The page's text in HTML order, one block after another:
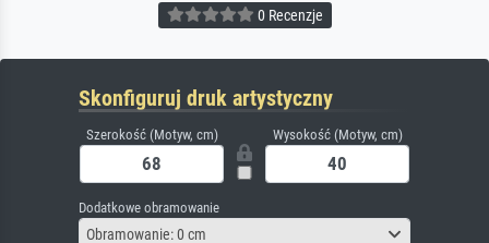
0 Recenzje
Skonfiguruj druk artystyczny
Szerokość (Motyw, cm) Wysokość (Motyw, cm)
Dodatkowe obramowanie
Obramowanie: 0 cm